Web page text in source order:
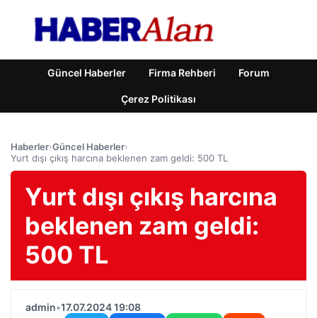
Güncel Haberler Firma Rehberi Forum
Çerez Politikası
Haberler›Güncel Haberler›
Yurt dışı çıkış harcına beklenen zam geldi: 500 TL
Yurt dışı çıkış harcına
beklenen zam geldi:
500 TL
admin•17.07.2024 19:08